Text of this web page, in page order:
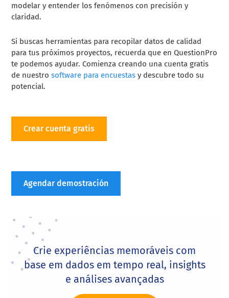
modelar y entender los fenómenos con precisión y
claridad.
Si buscas herramientas para recopilar datos de calidad
para tus próximos proyectos, recuerda que en QuestionPro
te podemos ayudar. Comienza creando una cuenta gratis
de nuestrosoftware para encuestas y descubre todo su
potencial.
Crear cuenta gratis
Agendar demostración
Crie experiências memoráveis com
base em dados em tempo real, insights
e análises avançadas